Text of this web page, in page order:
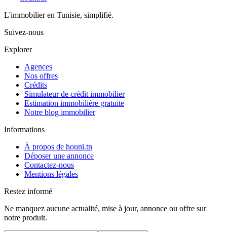
L'immobilier en Tunisie, simplifié.
Suivez-nous
Explorer
Agences
Nos offres
Crédits
Simulateur de crédit immobilier
Estimation immobilière gratuite
Notre blog immobilier
Informations
À propos de houni.tn
Déposer une annonce
Contactez-nous
Mentions légales
Restez informé
Ne manquez aucune actualité, mise à jour, annonce ou offre sur
notre produit.